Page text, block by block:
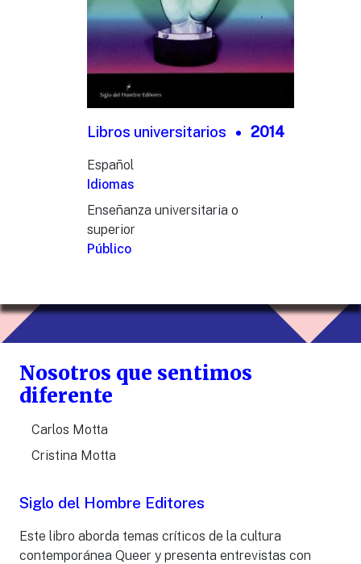
Libros universitarios 2014
Español
Idiomas
Enseñanza universitaria o
superior
Público
Nosotros que sentimos
diferente
Carlos Motta
Cristina Motta
Siglo del Hombre Editores
Este libro aborda temas críticos de la cultura
contemporánea Queer y presenta entrevistas con